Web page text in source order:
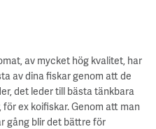
av mycket hög kvalitet, har
av dina fiskar genom att de
det leder till bästa tänkbara
ex koifiskar. Genom att man
gång blir det bättre för